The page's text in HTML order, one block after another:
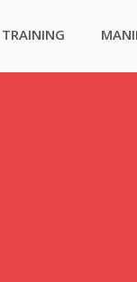
TRAINING